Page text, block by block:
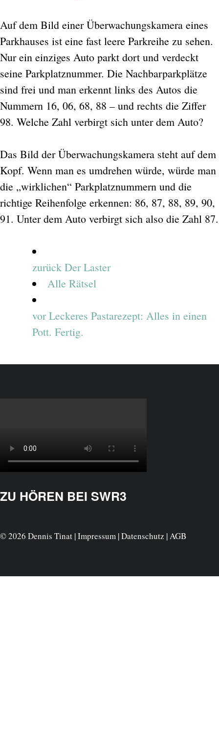
Auf dem Bild einer Überwachungskamera eines
Parkhauses ist eine fast leere Parkreihe zu sehen.
Nur ein einziges Auto parkt dort und verdeckt
seine Parkplatznummer. Die Nachbarparkplätze
sind frei und man erkennt links des Autos die
Nummern 16, 06, 68, 88 – und rechts die Ziffer
98. Welche Zahl verbirgt sich unter dem Auto?
Das Bild der Überwachungskamera steht auf dem
Kopf. Wenn man es umdrehen würde, würde man
die „wirklichen“ Parkplatznummern und die
richtige Reihenfolge erkennen: 86, 87, 88, 89, 90,
91. Unter dem Auto verbirgt sich also die Zahl 87.
zurück Der Laster
Alle Rätsel
vor Leckeres Pastarezept: Alles in einen
Pott. Fertig.
ZU HÖREN BEI SWR3
© 2026 Dennis Tinat |Impressum |Datenschutz |AGB